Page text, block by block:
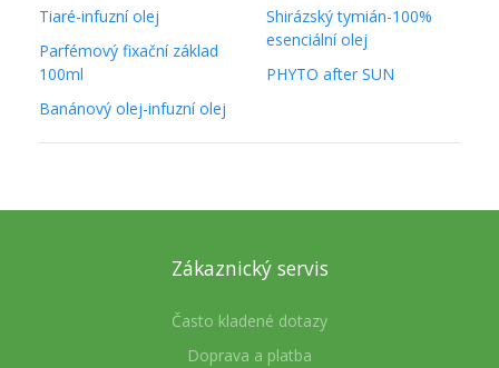
Tiaré-infuzní olej
Parfémový fixační základ
100ml
Banánový olej-infuzní olej
Shirázský tymián-100%
esenciální olej
PHYTO after SUN
Zákaznický servis
Často kladené dotazy
Doprava a platba